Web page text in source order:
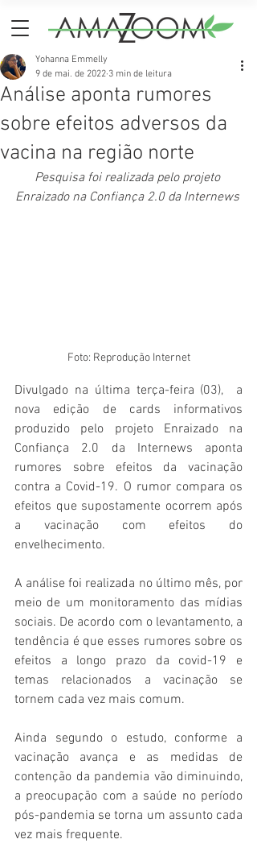
Análise aponta rumores
sobre efeitos adversos da
vacina na região norte
Yohanna Emmelly
9 de mai. de 2022 3 min de leitura
Pesquisa foi realizada pelo projeto
Enraizado na Confiança 2.0 da Internews
Foto: Reprodução Internet
Divulgado na última terça-feira (03),  a
nova edição de cards informativos
produzido pelo projeto Enraizado na
Confiança 2.0 da Internews aponta
rumores sobre efeitos da vacinação
contra a Covid-19. O rumor compara os
efeitos que supostamente ocorrem após
a vacinação com efeitos do
envelhecimento.
A análise foi realizada no último mês, por
meio de um monitoramento das mídias
sociais. De acordo com o levantamento, a
tendência é que esses rumores sobre os
efeitos a longo prazo da covid-19 e
temas relacionados a vacinação se
tornem cada vez mais comum.
Ainda segundo o estudo, conforme a
vacinação avança e as medidas de
contenção da pandemia vão diminuindo,
a preocupação com a saúde no período
pós-pandemia se torna um assunto cada
vez mais frequente.